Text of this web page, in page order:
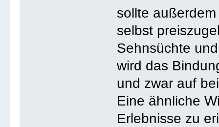
sollte
selbst
Sehnsüchte
wird das
und zwar auf
Eine ähnliche
Erlebnisse zu